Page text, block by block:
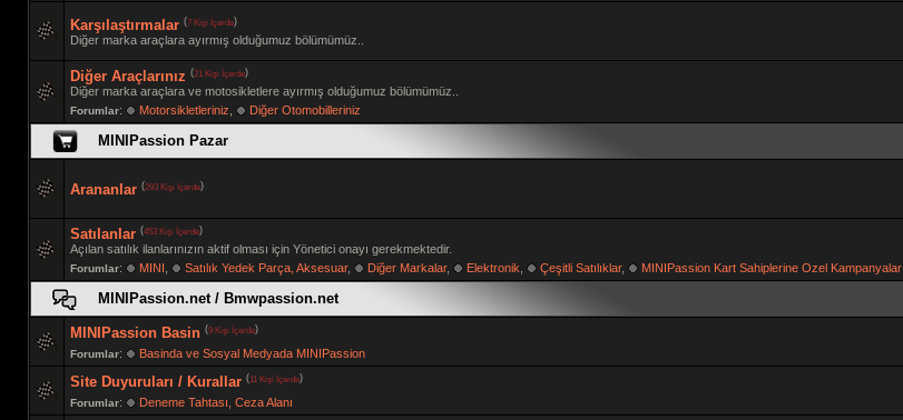
Karşılaştırmalar (7 Kişi İçerde)
Diğer marka araçlara ayırmış olduğumuz bölümümüz..
Diğer Araçlarınız (21 Kişi İçerde)
Diğer marka araçlara ve motosikletlere ayırmış olduğumuz bölümümüz..
Forumlar: Motorsikletleriniz Diğer Otomobilleriniz
MINIPassion Pazar
Arananlar (293 Kişi İçerde)
Satılanlar (453 Kişi İçerde)
Açılan satılık ilanlarınızın aktif olması için Yönetici onayı gerekmektedir.
Forumlar: MINI Satılık Yedek Parça, Aksesuar, Diğer Markalar, Elektronik Çeşitli Satılıklar, MINIPassion Kart Sahiplerine Ozel Kampanyalar
MINIPassion.net / Bmwpassion.net
MINIPassion Basin (9 Kişi İçerde)
Forumlar: Basinda ve Sosyal Medyada MINIPassion
Site Duyuruları / Kurallar (11 Kişi İçerde)
Forumlar: Deneme Tahtası, Ceza Alanı